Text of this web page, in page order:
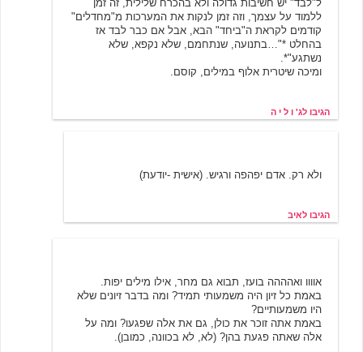
ל"לבד" יש חשיבות גדולה ולא בהכרח שלילית, זה זמן
ללמוד על עצמך, וזה זמן לנקות את המערכות מ"מחדלים"
קודמים לקראת ה"ביחד" הבא, אבל אם כבר לבד אז
בהחלט *"…בתנועה, שנתחמם, שלא נקפא, שלא
נשתגע"*.
ומיכה שיטרית אלוף במילים, קוסם.
הגיבו לג' ו ל י ה
ולא רק. אדם יפהפה ורגיש. (אישית -יודעת)
הגיבו לאיב
אוווו ואהההה בועז, תבוא גם מחר, אילו מילים יפות.
באמת כל זיון היה משמעותי תמיד? ומה בדבר זיונים שלא
היו משמעותיים?
באמת אתה זוכר את כולן, גם את אלה שפגעו? ומה על
אלה שאתה פגעת בהן? (לא, לא בכוונה, כמובן).